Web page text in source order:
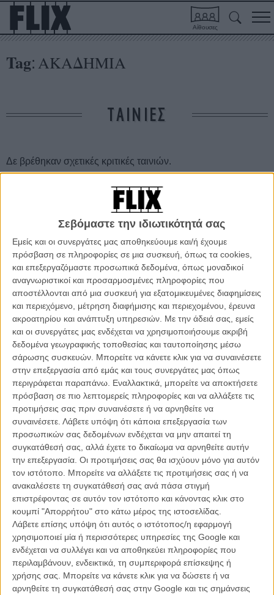
Σεβόμαστε την ιδιωτικότητά σας
Εμείς και οι συνεργάτες μας αποθηκεύουμε και/ή έχουμε
πρόσβαση σε πληροφορίες σε μια συσκευή, όπως τα cookies,
και επεξεργαζόμαστε προσωπικά δεδομένα, όπως μοναδικοί
αναγνωριστικοί και προσαρμοσμένες πληροφορίες που
αποστέλλονται από μια συσκευή για εξατομικευμένες διαφημίσεις
και περιεχόμενο, μέτρηση διαφήμισης και περιεχομένου, έρευνα
ακροατηρίου και ανάπτυξη υπηρεσιών. Με την άδειά σας, εμείς
και οι συνεργάτες μας ενδέχεται να χρησιμοποιήσουμε ακριβή
δεδομένα γεωγραφικής τοποθεσίας και ταυτοποίησης μέσω
σάρωσης συσκευών. Μπορείτε να κάνετε κλικ για να συναινέσετε
στην επεξεργασία από εμάς και τους συνεργάτες μας όπως
περιγράφεται παραπάνω. Εναλλακτικά, μπορείτε να αποκτήσετε
πρόσβαση σε πιο λεπτομερείς πληροφορίες και να αλλάξετε τις
προτιμήσεις σας πριν συναινέσετε ή να αρνηθείτε να
συναινέσετε. Λάβετε υπόψη ότι κάποια επεξεργασία των
προσωπικών σας δεδομένων ενδέχεται να μην απαιτεί τη
συγκατάθεσή σας, αλλά έχετε το δικαίωμα να αρνηθείτε αυτήν
την επεξεργασία. Οι προτιμήσεις σας θα ισχύουν μόνο για αυτόν
τον ιστότοπο. Μπορείτε να αλλάξετε τις προτιμήσεις σας ή να
ανακαλέσετε τη συγκατάθεσή σας ανά πάσα στιγμή
επιστρέφοντας σε αυτόν τον ιστότοπο και κάνοντας κλικ στο
κουμπί "Απορρήτου" στο κάτω μέρος της ιστοσελίδας.
Λάβετε επίσης υπόψη ότι αυτός ο ιστότοπος/η εφαρμογή
χρησιμοποιεί μία ή περισσότερες υπηρεσίες της Google και
ενδέχεται να συλλέγει και να αποθηκεύει πληροφορίες που
περιλαμβάνουν, ενδεικτικά, τη συμπεριφορά επίσκεψης ή
χρήσης σας. Μπορείτε να κάνετε κλικ για να δώσετε ή να
αρνηθείτε τη συγκατάθεσή σας στην Google και τις σημάνσεις
Αίθουσες
Tag: ΑΚΑΔΗΜΙΑ
ΤΑΙΝΙΕΣ
Δε βρέθηκαν σχετικές κριτικές ταινιών.
ΑΡΘΡΑ
Βραβείο κοινού για την «Απνοια» στο Λος Αντζελες
ΝΕΑ /27 ΜΑΙ 2011/ Μανώλης Κρανάκης
Η Ακαδημία δημιουργεί site αναζητώντας χαμένες
ταινίες
03 ΟΚΤ 2012 Πόλυ Λυκούργου
Βραβεία Ελληνικής Ακαδημίας Κινηματογράφου 2013:
Το Flix μεταδίδει ζωντανά από την απονομή
ΝΕΑ /02 ΑΠΡ 2013/ Flix Team
Strike a pose: οι νικητές των Βραβείων 2013 της
Ελληνικής Ακαδημίας Κινηματογράφου
φωτογραφίζονται
03 ΑΠΡ 2013 Flix Team
Η επιτυχία είναι υπερτιμημένη. Δεν σε κάνει
καλύτερο, δεν σε πάει πουθενά η επιτυχία. Είναι
απλώς ένα ωραίο, ανεβαστικό, επιφανειακό
συναίσθημα.»